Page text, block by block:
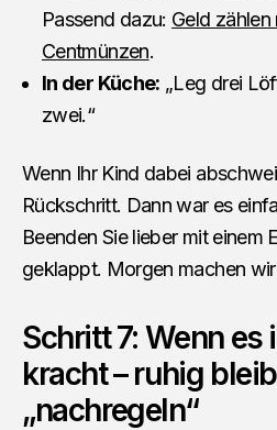
Passend dazu: Geld zählen
Centmünzen.
In der Küche: „Leg drei
zwei.“
Wenn Ihr Kind dabei
Rückschritt. Dann war es
Beenden Sie lieber mit einem
geklappt. Morgen machen
Schritt 7: Wenn es
kracht – ruhig
„nachregeln“